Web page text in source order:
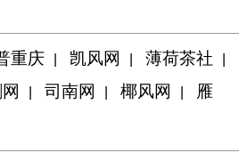
重庆 凯风网 薄荷茶社
司南网 椰风网
雁